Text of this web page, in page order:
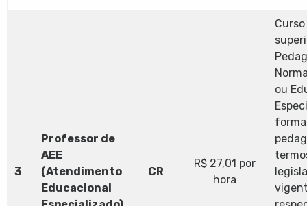
3
Professor de
AEE
(Atendimento
Educacional
CR
R$ 27,01 por
hora
ou